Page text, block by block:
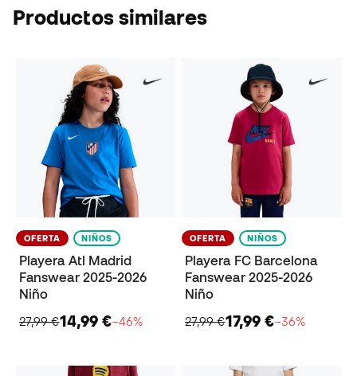
Productos similares
OFERTA NIÑOS
Playera Atl Madrid
Fanswear 2025-2026
Niño
27,99 €14,99 €−46%
OFERTA NIÑOS
Playera FC Barcelona
Fanswear 2025-2026
Niño
27,99 €17,99 €−36%